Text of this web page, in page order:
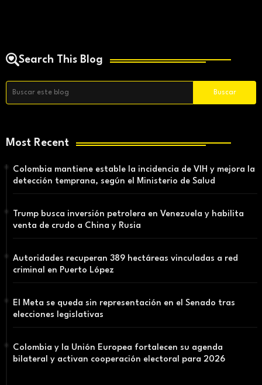
Search This Blog
Most Recent
Colombia mantiene estable la incidencia de VIH y mejora la
detección temprana, según el Ministerio de Salud
Trump busca inversión petrolera en Venezuela y habilita
venta de crudo a China y Rusia
Autoridades recuperan 389 hectáreas vinculadas a red
criminal en Puerto López
El Meta se queda sin representación en el Senado tras
elecciones legislativas
Colombia y la Unión Europea fortalecen su agenda
bilateral y activan cooperación electoral para 2026